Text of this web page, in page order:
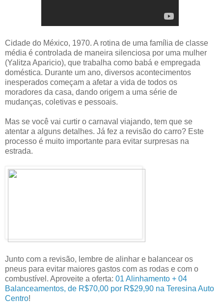
Cidade do México, 1970. A rotina de uma família de classe
média é controlada de maneira silenciosa por uma mulher
(Yalitza Aparicio), que trabalha como babá e empregada
doméstica. Durante um ano, diversos acontecimentos
inesperados começam a afetar a vida de todos os
moradores da casa, dando origem a uma série de
mudanças, coletivas e pessoais.
Mas se você vai curtir o carnaval viajando, tem que se
atentar a alguns detalhes. Já fez a revisão do carro? Este
processo é muito importante para evitar surpresas na
estrada.
Junto com a revisão, lembre de alinhar e balancear os
pneus para evitar maiores gastos com as rodas e com o
combustível. Aproveite a oferta: 01 Alinhamento + 04
Balanceamentos, de R$70,00 por R$29,90 na Teresina Auto
Centro!